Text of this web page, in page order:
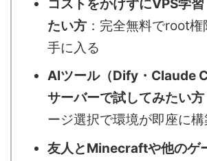
コストをかけずにVPS学
たい方 ：完全無料でroot
手に入る
AIツール（Dify・Claude
サーバーで試してみたい方
ージ選択で環境が即座に
友人とMinecraftや他のゲ